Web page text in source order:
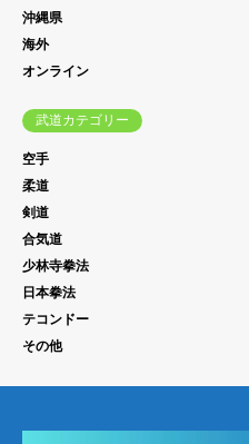
沖縄県
海外
オンライン
武道カテゴリー
空手
柔道
剣道
合気道
少林寺拳法
日本拳法
テコンドー
その他